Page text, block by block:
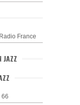
France
JAZZ
66